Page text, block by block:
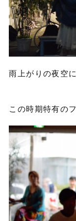
雨上がりの夜空に
この時期特有の